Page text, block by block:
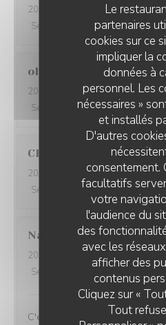
Le
partenaires
cookies sur ce
impliquer la
données à
personnel. Les
nécessaires »
et installés
D'autres
consentement.
facultatifs
votre
l'audience du
des
avec les
afficher des
contenus
Cliquez sur «
Tout
2026-07-29
- 19:30 - Couverts 3
Service
Ambiance: 5/5
olivia
2026-07-25
- 20:30 - Couverts 2
Service
/5 Ambiance:5 /5
Christiane
2026-07-25
- 12:00 - Couverts 4
Service
Ambiance:5/5
Nathalie N
2026-07-16
- 12:00 - Couverts 3
Service
Ambiance
C'est toujours un plaisir de